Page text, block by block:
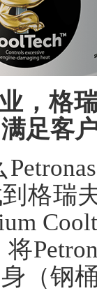
，格
足客
格瑞
（钢